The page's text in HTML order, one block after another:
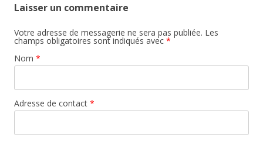
Laisser un commentaire
Votre adresse de messagerie ne sera pas publiée. Les
champs obligatoires sont indiqués avec *
Nom *
Adresse de contact *